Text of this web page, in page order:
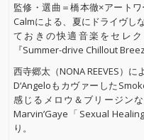
監修・選曲＝橋本徹×アートワ
Calmによる、夏にドライヴし
ておきの快適音楽をセレ
『Summer-drive Chillout
西寺郷太（NONA REEVES）
D‘Angeloもカヴァーした
感じるメロウ＆ブリージン
Marvin’Gaye「Sexual
り。